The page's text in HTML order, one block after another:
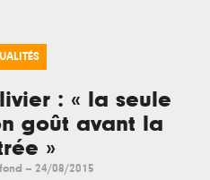
: « la seule
goût avant la
»
-- 24/08/2015